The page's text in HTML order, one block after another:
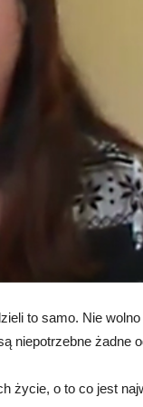
to samo. Nie
niepotrzebne żadne
życie, o to co jest